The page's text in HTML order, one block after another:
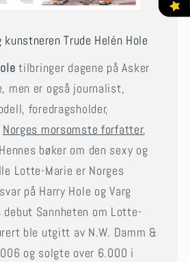
Trude Helén Hole
tilbringer dagene på Asker
men er også journalist,
foredragsholder,
Norges morsomste forfatter,
bøker om den sexy og
Lotte-Marie er Norges
på Harry Hole og Varg
debut Sannheten om Lotte-
ble utgitt av N.W. Damm &
og solgte over 6.000 i